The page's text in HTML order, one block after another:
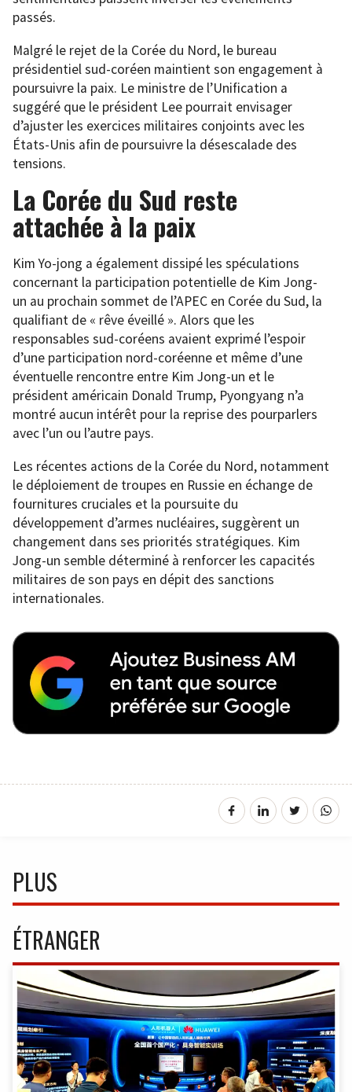
passés.
Malgré le rejet de la Corée du Nord, le bureau
présidentiel sud-coréen maintient son engagement à
poursuivre la paix. Le ministre de l’Unification a
suggéré que le président Lee pourrait envisager
d’ajuster les exercices militaires conjoints avec les
États-Unis afin de poursuivre la désescalade des
tensions.
La Corée du Sud reste
attachée à la paix
Kim Yo-jong a également dissipé les spéculations
concernant la participation potentielle de Kim Jong-
un au prochain sommet de l’APEC en Corée du Sud, la
qualifiant de « rêve éveillé ». Alors que les
responsables sud-coréens avaient exprimé l’espoir
d’une participation nord-coréenne et même d’une
éventuelle rencontre entre Kim Jong-un et le
président américain Donald Trump, Pyongyang n’a
montré aucun intérêt pour la reprise des pourparlers
avec l’un ou l’autre pays.
Les récentes actions de la Corée du Nord, notamment
le déploiement de troupes en Russie en échange de
fournitures cruciales et la poursuite du
développement d’armes nucléaires, suggèrent un
changement dans ses priorités stratégiques. Kim
Jong-un semble déterminé à renforcer les capacités
militaires de son pays en dépit des sanctions
internationales.
PLUS
ÉTRANGER